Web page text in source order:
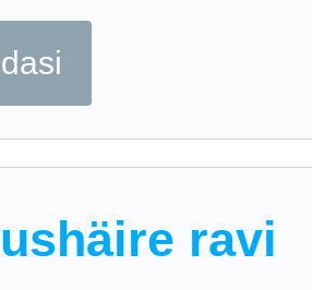
ravi